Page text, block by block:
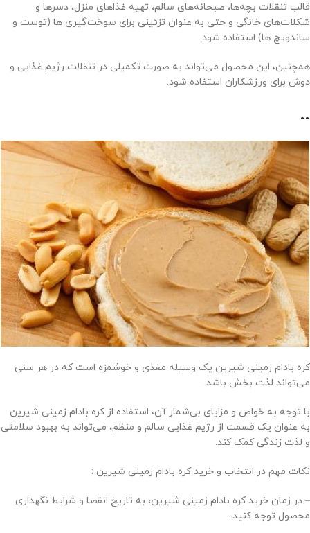
قالب تنقلات بچه‌ها، صبحانه‌های سالم، تهیه غذاهای منزل، دسرها و
شکلات‌های خانگی و حتی به عنوان تزئینی برای سوخت‌گیری ها (توست و
ساندویچ ها) استفاده شود.
همچنین، این محصول می‌تواند به صورت تکمیلی در تنقلات رژیم غذایی و
دوش برای ورزشکاران استفاده شود.
..
کره بادام زمینی شیرین یک وسیله مغذی و خوشمزه است که در هر سنی
می‌تواند لذت بخش باشد.
با توجه به خواص و مزایای بی‌شمار آن، استفاده از کره بادام زمینی شیرین
به عنوان یک قسمت از رژیم غذایی سالم و منظم، می‌تواند به بهبود سلامتی
و لذت زندگی کمک کند.
نکات مهم در انتخاب و خرید کره بادام زمینی شیرین :
– در زمان خرید کره بادام زمینی شیرین، به تاریخ انقضا و شرایط نگهداری
محصول توجه کنید.